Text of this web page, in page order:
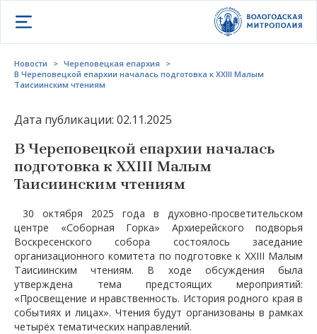
Открыть меню
Новости > Череповецкая епархия
>
В Череповецкой епархии началась подготовка к XXIII Малым
Таисиинским чтениям
Дата публикации: 02.11.2025
В Череповецкой епархии началась
подготовка к XXIII Малым
Таисиинским чтениям
30 октября 2025 года в духовно-просветительском
центре «Соборная Горка» Архиерейского подворья
Воскресенского собора состоялось заседание
организационного комитета по подготовке к XXIII Малым
Таисиинским чтениям. В ходе обсуждения была
утверждена тема предстоящих мероприятий:
«Просвещение и нравственность. История родного края в
событиях и лицах». Чтения будут организованы в рамках
четырёх тематических направлений.